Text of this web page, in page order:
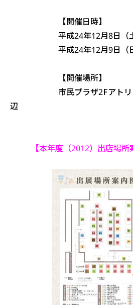
【開催日時】
平成24年12月8日（土
平成24年12月9日（日
【開催場所】
市民プラザ2Fアトリウ
辺
【本年度（2012）出店場所